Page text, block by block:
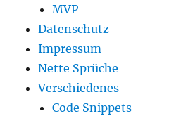
MVP
Datenschutz
Impressum
Nette Sprüche
Verschiedenes
Code Snippets